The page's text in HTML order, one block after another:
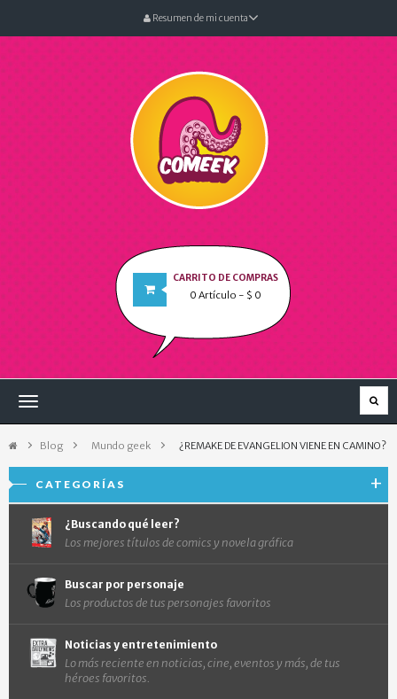
Resumen de mi cuenta
CARRITO DE COMPRAS
0 Artículo - $ 0
Navegación
Blog > Mundo geek > ¿REMAKE DE EVANGELION VIENE EN CAMINO?
CATEGORÍAS
¿Buscando qué leer?
Los mejores títulos de comics y novela gráfica
Buscar por personaje
Los productos de tus personajes favoritos
Noticias y entretenimiento
Lo más reciente en noticias, cine, eventos y más, de tus
héroes favoritos.